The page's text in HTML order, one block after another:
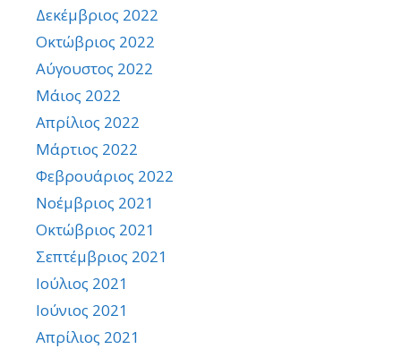
Δεκέμβριος 2022
Οκτώβριος 2022
Αύγουστος 2022
Μάιος 2022
Απρίλιος 2022
Μάρτιος 2022
Φεβρουάριος 2022
Νοέμβριος 2021
Οκτώβριος 2021
Σεπτέμβριος 2021
Ιούλιος 2021
Ιούνιος 2021
Απρίλιος 2021